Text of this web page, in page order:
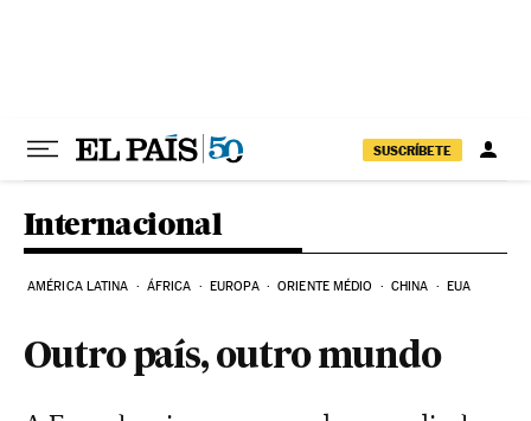
SUSCRÍBETE
Internacional
AMÉRICA LATINA ÁFRICA EUROPA ORIENTE MÉDIO CHINA EUA
Outro país, outro mundo